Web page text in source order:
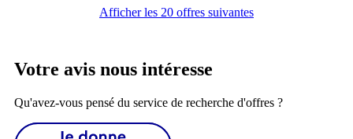
Afficher les 20 offres suivantes
Votre avis nous intéresse
Qu'avez-vous pensé du service de recherche d'offres ?